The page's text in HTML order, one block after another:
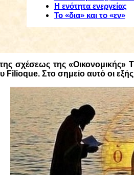
Η ενότητα ενεργείας
Το «δια» και το «εν»
σχέσεως της «Οικονομικής»
Filioque. Στο σημείο αυτό οι